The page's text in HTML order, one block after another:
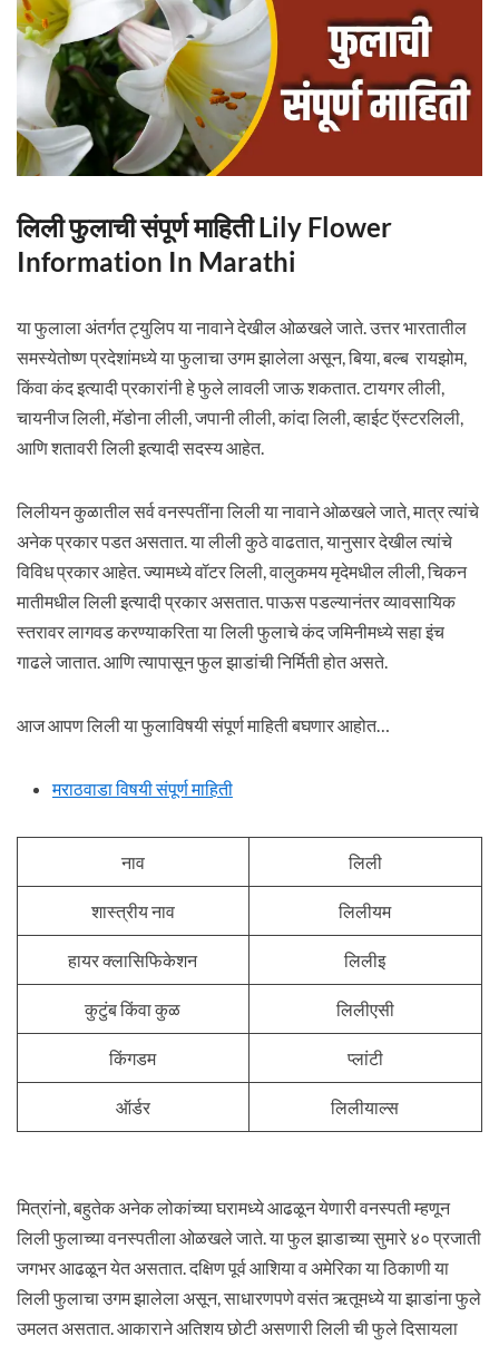
लिली फुलाची संपूर्ण माहिती Lily Flower
Information In Marathi
या फुलाला अंतर्गत ट्युलिप या नावाने देखील ओळखले जाते. उत्तर भारतातील
समस्येतोष्ण प्रदेशांमध्ये या फुलाचा उगम झालेला असून, बिया, बल्ब रायझोम,
किंवा कंद इत्यादी प्रकारांनी हे फुले लावली जाऊ शकतात. टायगर लीली,
चायनीज लिली, मॅडोना लीली, जपानी लीली, कांदा लिली, व्हाईट ऍस्टरलिली,
आणि शतावरी लिली इत्यादी सदस्य आहेत.
लिलीयन कुळातील सर्व वनस्पतींना लिली या नावाने ओळखले जाते, मात्र त्यांचे
अनेक प्रकार पडत असतात. या लीली कुठे वाढतात, यानुसार देखील त्यांचे
विविध प्रकार आहेत. ज्यामध्ये वॉटर लिली, वालुकमय मृदेमधील लीली, चिकन
मातीमधील लिली इत्यादी प्रकार असतात. पाऊस पडल्यानंतर व्यावसायिक
स्तरावर लागवड करण्याकरिता या लिली फुलाचे कंद जमिनीमध्ये सहा इंच
गाढले जातात. आणि त्यापासून फुल झाडांची निर्मिती होत असते.
आज आपण लिली या फुलाविषयी संपूर्ण माहिती बघणार आहोत…
मराठवाडा विषयी संपूर्ण माहिती
नाव लिली
शास्त्रीय नाव लिलीयम
हायर क्लासिफिकेशन लिलीइ
कुटुंब किंवा कुळ लिलीएसी
किंगडम प्लांटी
ऑर्डर लिलीयाल्स
मित्रांनो, बहुतेक अनेक लोकांच्या घरामध्ये आढळून येणारी वनस्पती म्हणून
लिली फुलाच्या वनस्पतीला ओळखले जाते. या फुल झाडाच्या सुमारे ४० प्रजाती
जगभर आढळून येत असतात. दक्षिण पूर्व आशिया व अमेरिका या ठिकाणी या
लिली फुलाचा उगम झालेला असून, साधारणपणे वसंत ऋतूमध्ये या झाडांना फुले
उमलत असतात. आकाराने अतिशय छोटी असणारी लिली ची फुले दिसायला